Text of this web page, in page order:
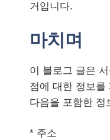
거입니다.
마치며
이 블로그 글은
점에 대한 정보를
다음을 포함한 정
* 주소